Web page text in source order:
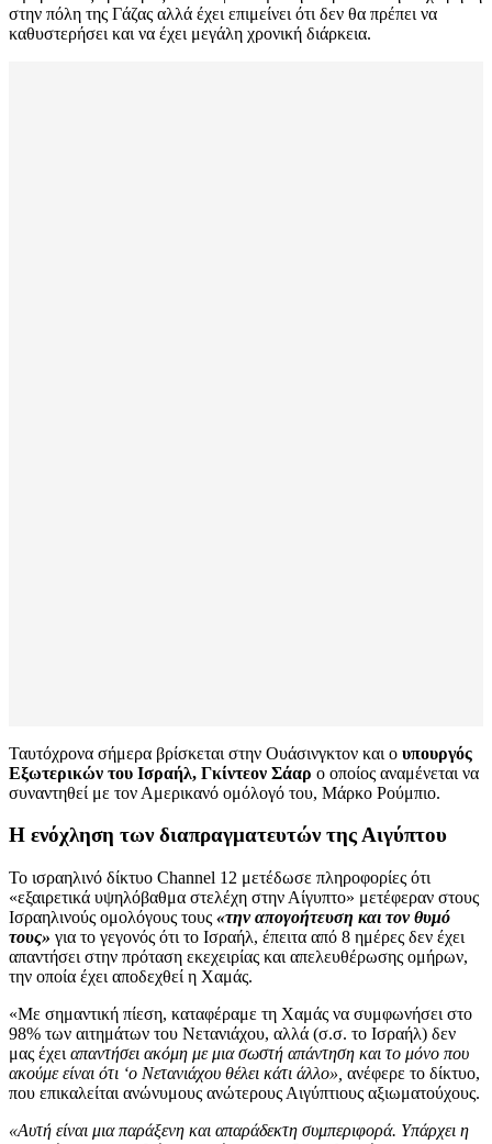
στην πόλη της Γάζας αλλά έχει επιμείνει ότι δεν θα πρέπει να
καθυστερήσει και να έχει μεγάλη χρονική διάρκεια.
Ταυτόχρονα σήμερα βρίσκεται στην Ουάσινγκτον και ο υπουργός
Εξωτερικών του Ισραήλ, Γκίντεον Σάαρ ο οποίος αναμένεται να
συναντηθεί με τον Αμερικανό ομόλογό του, Μάρκο Ρούμπιο.
Η ενόχληση των διαπραγματευτών της Αιγύπτου
Το ισραηλινό δίκτυο Channel 12 μετέδωσε πληροφορίες ότι
«εξαιρετικά υψηλόβαθμα στελέχη στην Αίγυπτο» μετέφεραν στους
Ισραηλινούς ομολόγους τους «την απογοήτευση και τον θυμό
τους» για το γεγονός ότι το Ισραήλ, έπειτα από 8 ημέρες δεν έχει
απαντήσει στην πρόταση εκεχειρίας και απελευθέρωσης ομήρων,
την οποία έχει αποδεχθεί η Χαμάς.
«Με σημαντική πίεση, καταφέραμε τη Χαμάς να συμφωνήσει στο
98% των αιτημάτων του Νετανιάχου, αλλά (σ.σ. το Ισραήλ) δεν
μας έχει απαντήσει ακόμη με μια σωστή απάντηση και το μόνο που
ακούμε είναι ότι ‘ο Νετανιάχου θέλει κάτι άλλο», ανέφερε το δίκτυο,
που επικαλείται ανώνυμους ανώτερους Αιγύπτιους αξιωματούχους.
«Αυτή είναι μια παράξενη και απαράδεκτη συμπεριφορά. Υπάρχει η